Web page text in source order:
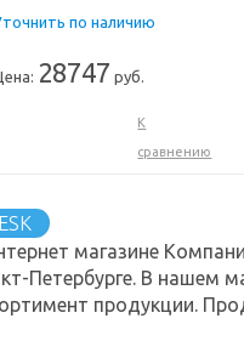
по наличию
28747 руб.
К
сравнению
магазине
Петербурге. В нашем
продукции.